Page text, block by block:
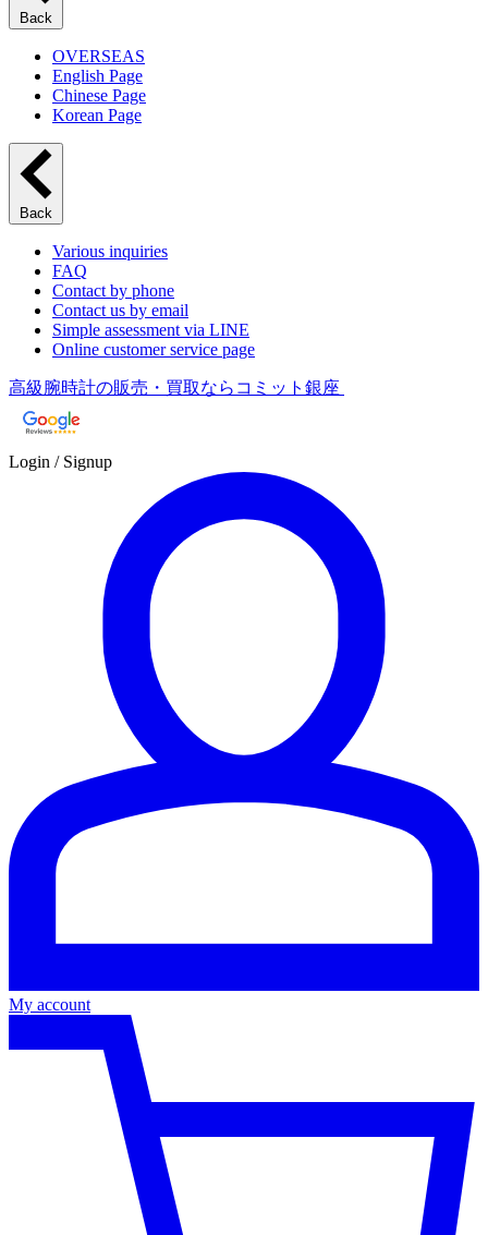
Back
OVERSEAS
English Page
Chinese Page
Korean Page
Back
Various inquiries
FAQ
Contact by phone
Contact us by email
Simple assessment via LINE
Online customer service page
高級腕時計の販売・買取ならコミット銀座
Login / Signup
My account